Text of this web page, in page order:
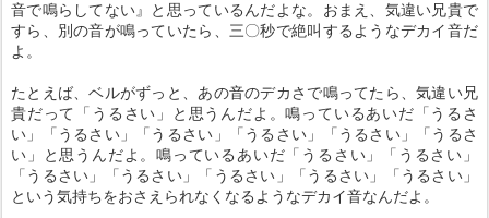
音で鳴らしてない』と思っているんだよな。おまえ、気違い兄貴で
すら、別の音が鳴っていたら、三〇秒で絶叫するようなデカイ音だ
よ。
たとえば、ベルがずっと、あの音のデカさで鳴ってたら、気違い兄
貴だって「うるさい」と思うんだよ。鳴っているあいだ「うるさ
い」「うるさい」「うるさい」「うるさい」「うるさい」「うるさ
い」と思うんだよ。鳴っているあいだ「うるさい」「うるさい」
「うるさい」「うるさい」「うるさい」「うるさい」「うるさい」
という気持ちをおさえられなくなるようなデカイ音なんだよ。